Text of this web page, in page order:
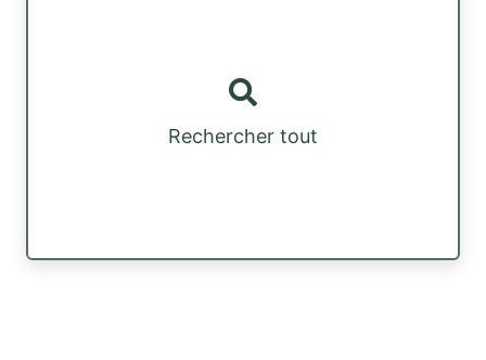
Rechercher tout